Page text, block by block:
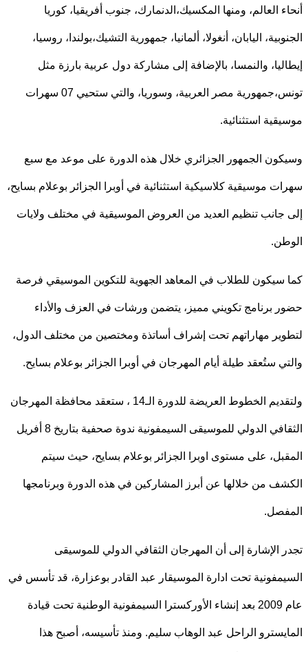
العالم، ومنها المكسيك،الدنمارك، جنوب أفريقيا، كوريا
اليابان، أنغولا، ألمانيا، جمهورية التشيك،بولندا، روسيا،
والنمسا، بالإضافة إلى مشاركة دول عربية بارزة مثل
تونس،جمهورية مصر العربية، وسوريا، والتي ستحيي 07 سهرات
استثنائية.
الجمهور الجزائري خلال هذه الدورة على موعد مع سبع
موسيقية كلاسيكية استثنائية في أوبرا الجزائر بوعلام بسايح،
جانب تنظيم العديد من العروض الموسيقية في مختلف ولايات
سيكون للطلاب في المعاهد الجهوية للتكوين الموسيقي فرصة
برنامج تكويني مميز، يتضمن ورشات في العزف والأداء
مهاراتهم تحت إشراف أساتذة ومختصين من مختلف الدول،
ستُعقد طيلة أيام المهرجان في أوبرا الجزائر بوعلام بسايح.
ولتقديم الخطوط العريضة للدورة الـ14 ، ستعقد محافظة المهرجان
الثقافي الدولي للموسيقى السيمفونية ندوة صحفية بتاريخ 8 أفريل
على مستوى اوبرا الجزائر بوعلام بسايح، حيث سيتم
من خلالها عن أبرز المشاركين في هذه الدورة وبرنامجها
الإشارة إلى أن المهرجان الثقافي الدولي للموسيقى
تحت ادارة الموسيقار عبد القادر بوعزارة، قد تأسس في
عام 2009 بعد إنشاء الأوركسترا السيمفونية الوطنية تحت قيادة
الراحل عبد الوهاب سليم. ومنذ تأسيسه، أصبح هذا